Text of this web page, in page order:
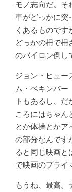
モノ志向だ。そ
車がどっかに突
くあるもので
どっかの柵で柵
のバイロン倒し
ジョン・ヒュー
ム・ペキンパー
トもあるし、
ころにはちゃん
とか体操とかア
の部分なんです
ると同じ映画
で映画のプライ
もうね、最高